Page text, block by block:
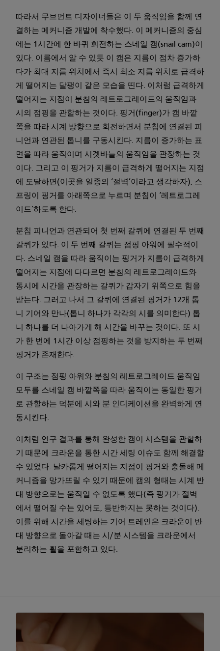
따라서 무브먼트 디자이너들은 이 두 움직임을 함께 연
결하는 메커니즘 개발에 착수했다. 이 메커니즘의 중심
에는 1시간에 한 바퀴 회전하는 스네일 캠(snail cam)이
있다. 이름에서 알 수 있듯 이 캠은 지름이 점차 증가하
다가 최대 지름 위치에서 즉시 최소 지름 위치로 급격하
게 떨어지는 달팽이 같은 모습을 띤다. 이처럼 급격하게
떨어지는 지점이 분침의 레트로그레이드의 움직임과
시의 점핑을 관할하는 것이다. 핑거(finger)가 캠 바깥
쪽을 따라 시계 방향으로 회전하면서 분침에 연결된 피
니언과 연관된 톱니를 구동시킨다. 지름이 증가하는 표
면을 따라 움직이며 시곗바늘의 움직임을 관장하는 것
이다. 그리고 이 핑거가 지름이 급격하게 떨어지는 지점
에 도달하면(이곳을 일종의 ‘절벽’이라고 생각하자), 스
프링이 핑거를 아래쪽으로 누르며 분침이 ‘레트로그레
이드’하도록 한다.
분침 피니언과 연관되어 첫 번째 갈퀴에 연결된 두 번째
갈퀴가 있다. 이 두 번째 갈퀴는 점핑 아워에 필수적이
다. 스네일 캠을 따라 움직이는 핑거가 지름이 급격하게
떨어지는 지점에 다다르면 분침의 레트로그레이드와
동시에 시간을 관장하는 갈퀴가 갑자기 위쪽으로 힘을
받는다. 그러고 나서 그 갈퀴에 연결된 핑거가 12개 톱
니 기어와 만나(톱니 하나가 각각의 시를 의미한다) 톱
니 하나를 더 나아가게 해 시간을 바꾸는 것이다. 또 시
가 한 번에 1시간 이상 점핑하는 것을 방지하는 두 번째
핑거가 존재한다.
이 구조는 점핑 아워와 분침의 레트로그레이드 움직임
모두를 스네일 캠 바깥쪽을 따라 움직이는 동일한 핑거
로 관할하는 덕분에 시와 분 인디케이션을 완벽하게 연
동시킨다.
이처럼 연구 결과를 통해 완성한 캠이 시스템을 관할하
기 때문에 크라운을 통한 시간 세팅 이슈도 함께 해결할
수 있었다. 날카롭게 떨어지는 지점이 핑거와 충돌해 메
커니즘을 망가뜨릴 수 있기 때문에 캠의 형태는 시계 반
대 방향으로는 움직일 수 없도록 했다(즉 핑거가 절벽
에서 떨어질 수는 있어도, 등반하지는 못하는 것이다).
이를 위해 시간을 세팅하는 기어 트레인은 크라운이 반
대 방향으로 돌아갈 때는 시/분 시스템을 크라운에서
분리하는 휠을 포함하고 있다.